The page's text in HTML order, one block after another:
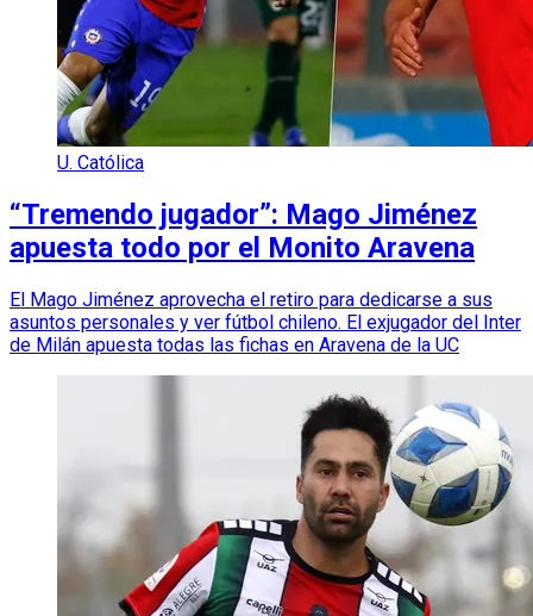
U. Católica
“Tremendo jugador”: Mago Jiménez
apuesta todo por el Monito Aravena
El Mago Jiménez aprovecha el retiro para dedicarse a sus
asuntos personales y ver fútbol chileno. El exjugador del Inter
de Milán apuesta todas las fichas en Aravena de la UC